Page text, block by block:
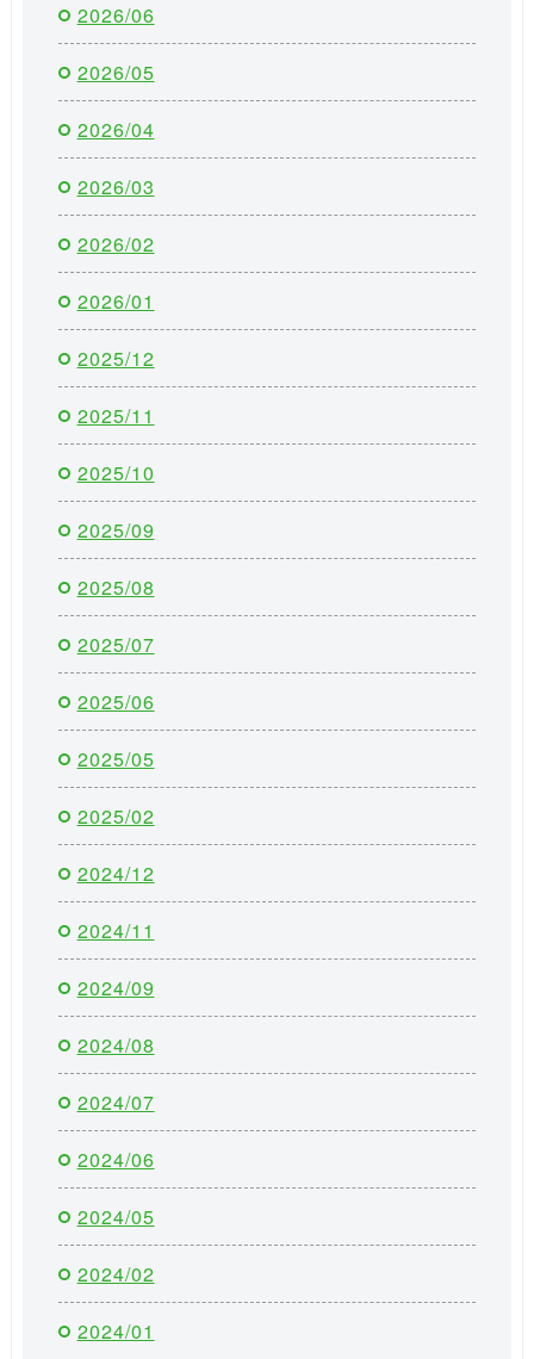
2026/06
2026/05
2026/04
2026/03
2026/02
2026/01
2025/12
2025/11
2025/10
2025/09
2025/08
2025/07
2025/06
2025/05
2025/02
2024/12
2024/11
2024/09
2024/08
2024/07
2024/06
2024/05
2024/02
2024/01